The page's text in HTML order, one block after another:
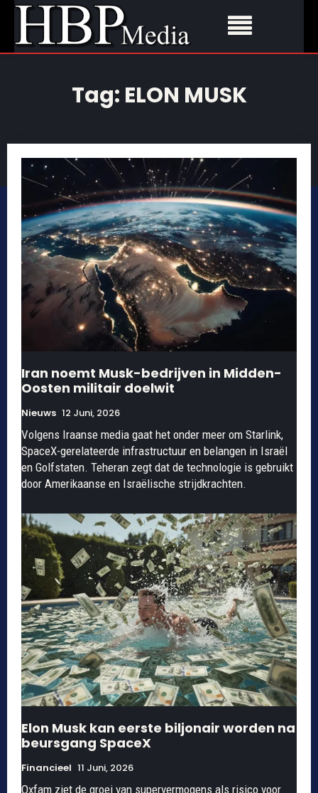
Tag: ELON MUSK
Iran noemt Musk-bedrijven in Midden-
Oosten militair doelwit
Nieuws 12 Juni, 2026
Volgens Iraanse media gaat het onder meer om Starlink,
SpaceX-gerelateerde infrastructuur en belangen in Israël
en Golfstaten. Teheran zegt dat de technologie is gebruikt
door Amerikaanse en Israëlische strijdkrachten.
Elon Musk kan eerste biljonair worden na
beursgang SpaceX
Financieel 11 Juni, 2026
Oxfam ziet de groei van supervermogens als risico voor